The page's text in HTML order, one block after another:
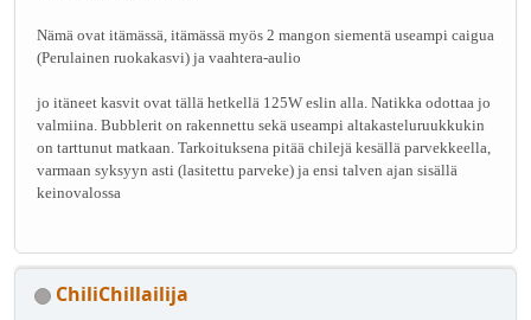
Nämä ovat itämässä, itämässä myös 2 mangon siementä useampi caigua
(Perulainen ruokakasvi) ja vaahtera-aulio
jo itäneet kasvit ovat tällä hetkellä 125W eslin alla. Natikka odottaa jo
valmiina. Bubblerit on rakennettu sekä useampi altakasteluruukkukin
on tarttunut matkaan. Tarkoituksena pitää chilejä kesällä parvekkeella,
varmaan syksyyn asti (lasitettu parveke) ja ensi talven ajan sisällä
keinovalossa
ChiliChillailija